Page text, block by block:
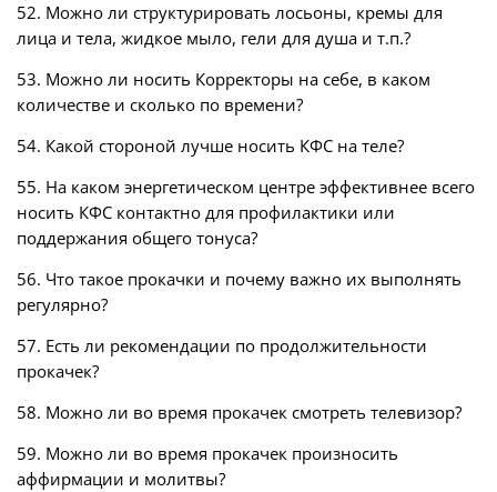
52. Можно ли структурировать лосьоны, кремы для
лица и тела, жидкое мыло, гели для душа и т.п.?
53. Можно ли носить Корректоры на себе, в каком
количестве и сколько по времени?
54. Какой стороной лучше носить КФС на теле?
55. На каком энергетическом центре эффективнее всего
носить КФС контактно для профилактики или
поддержания общего тонуса?
56. Что такое прокачки и почему важно их выполнять
регулярно?
57. Есть ли рекомендации по продолжительности
прокачек?
58. Можно ли во время прокачек смотреть телевизор?
59. Можно ли во время прокачек произносить
аффирмации и молитвы?